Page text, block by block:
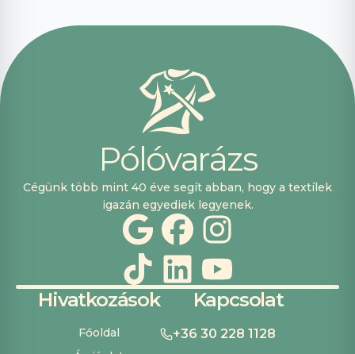
fogok innen
Pólóvarázs
Cégünk több mint 40 éve segít abban, hogy a textílek
igazán egyediek legyenek.
Hivatkozások
Főoldal
Kapcsolat
+36 30 228 1128